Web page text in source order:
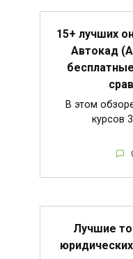
15+ лучших
Автокад
В этом
курсов
Лучшие